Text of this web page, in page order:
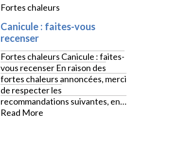
Fortes chaleurs
Canicule : faites-vous
recenser
Fortes chaleurs Canicule : faites-
vous recenser En raison des
fortes chaleurs annoncées, merci
de respecter les
recommandations suivantes, en…
Read More